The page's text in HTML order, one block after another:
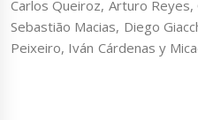
Carlos Queiroz, Arturo
Sebastião Macias, Diego
Peixeiro, Iván Cárdenas y